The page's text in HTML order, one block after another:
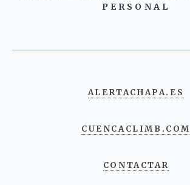
PERSONAL
ALERTACHAPA.ES
CUENCACLIMB.COM
CONTACTAR